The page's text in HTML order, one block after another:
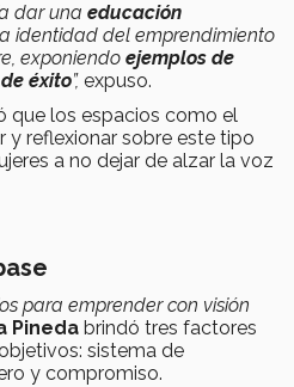
dar una educación
identidad del emprendimiento
exponiendo ejemplos de
éxito”, expuso.
que los espacios como el
y reflexionar sobre este tipo
a no dejar de alzar la voz
para emprender con visión
Pineda brindó tres factores
sistema de
y compromiso.